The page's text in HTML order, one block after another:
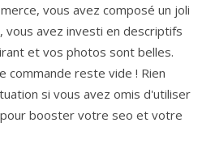
vous avez composé un joli
avez investi en descriptifs
et vos photos sont belles.
commande reste vide ! Rien
si vous avez omis d'utiliser
booster votre seo et votre